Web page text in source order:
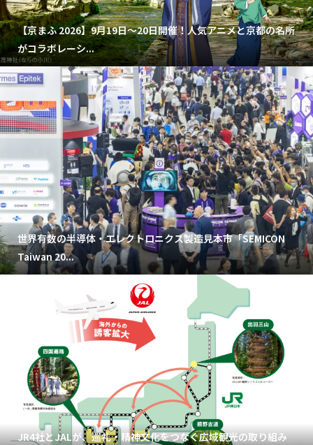
【京まふ 2026】9月19日～20日開催！人気アニメと京都の名所
がコラボレーシ...
世界有数の半導体・エレクトロニクス製造見本市「SEMICON
Taiwan 20...
JR4社とJALが、巡礼・精神文化をつなぐ広域観光の取り組み